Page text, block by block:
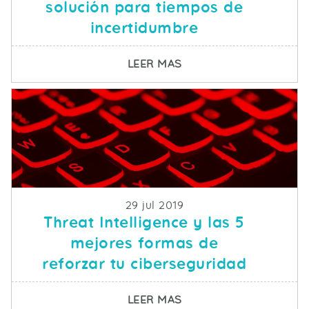
solución para tiempos de
incertidumbre
LEER MASSOBRE COVID-19:
Fecha de publicacion
29 jul 2019
Threat Intelligence y las 5
mejores formas de
reforzar tu ciberseguridad
LEER MASSOBRE THREAT